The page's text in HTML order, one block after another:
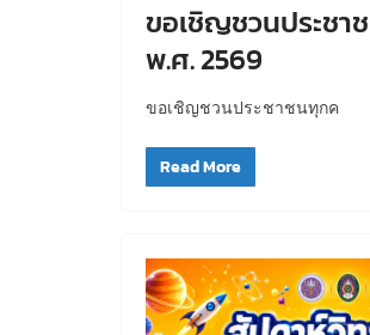
ขอเชิญชวนประชา
พ.ศ. 2569
ขอเชิญชวนประชาชนทุกค
Read More